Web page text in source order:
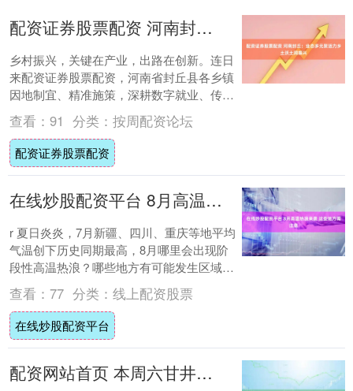
配资证券股票配资 河南封丘：业态多元聚活力乡土沃土阔振兴
乡村振兴，关键在产业，出路在创新。连日
来配资证券股票配资，河南省封丘县各乡镇
因地制宜、精准施策，深耕数字就业、传统
庭院产业、外贸乡村车间三大富民赛道，让
新技能扎....
查看： 91 分类： 按周配资论坛
配资证券股票配资
在线炒股配资平台 8月高温热浪来袭 这些地方需注意
r 夏日炎炎，7月新疆、四川、重庆等地平均
气温创下历史同期最高，8月哪里会出现阶
段性高温热浪？哪些地方有可能发生区域性
极端高温事件？中央气象台及其专家对此进
行了....
查看： 77 分类： 线上配资股票
在线炒股配资平台
配资网站首页 本周六甘井子区山中街封闭施工